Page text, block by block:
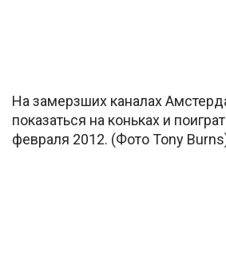
На замерзших каналах
показаться на коньках и
февраля 2012. (Фото Tony